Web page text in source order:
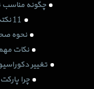
چگونه مناسب
11 نکته درباره کاغذ دیواری
نحوه
نکات
تغییر
چرا